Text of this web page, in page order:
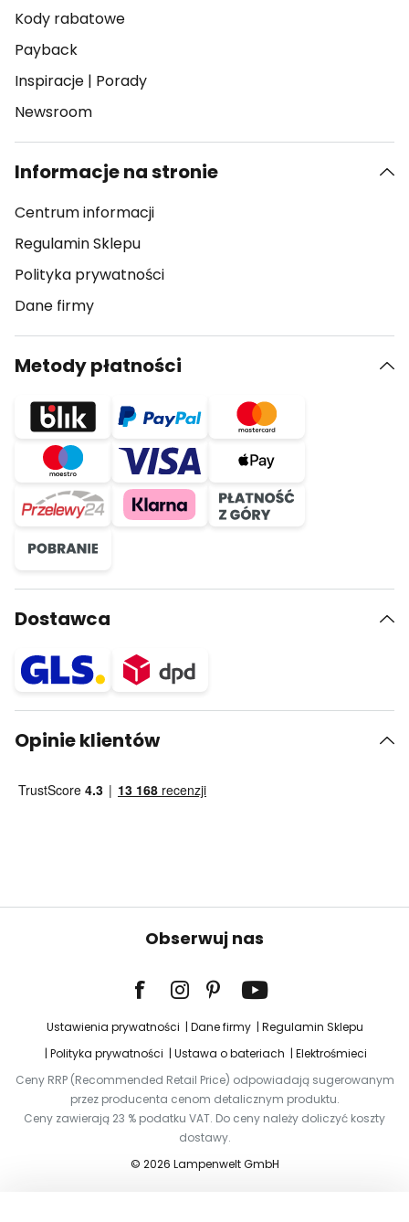
Kody rabatowe
Payback
Inspiracje | Porady
Newsroom
Informacje na stronie
Centrum informacji
Regulamin Sklepu
Polityka prywatności
Dane firmy
Metody płatności
Dostawca
Opinie klientów
Obserwuj nas
Ustawienia prywatności Dane firmy
Regulamin Sklepu
Polityka prywatności
Ustawa o bateriach
Elektrośmieci
Ceny RRP (Recommended Retail Price) odpowiadają sugerowanym
przez producenta cenom detalicznym produktu.
Ceny zawierają 23 % podatku VAT. Do ceny należy doliczyć koszty
dostawy.
© 2026 Lampenwelt GmbH